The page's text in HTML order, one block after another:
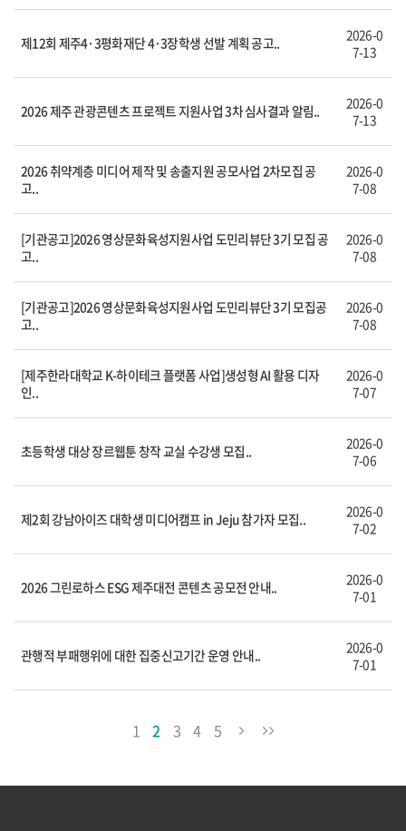
제12회 제주4·3평화재단 4·3장학생 선발 계획 공고..
2026-0
7-13
2026 제주 관광콘텐츠 프로젝트 지원사업 3차 심사결과 알림..
2026-0
7-13
2026 취약계층 미디어 제작 및 송출지원 공모사업 2차모집 공
고..
2026-0
7-08
[기관공고]2026 영상문화육성지원사업 도민리뷰단 3기 모집 공
고..
2026-0
7-08
[기관공고]2026 영상문화육성지원사업 도민리뷰단 3기 모집공
고..
2026-0
7-08
[제주한라대학교 K-하이테크 플랫폼 사업]생성형 AI 활용 디자
인..
2026-0
7-07
초등학생 대상 장르웹툰 창작 교실 수강생 모집..
2026-0
7-06
제2회 강남아이즈 대학생 미디어캠프 in Jeju 참가자 모집..
2026-0
7-02
2026 그린로하스 ESG 제주대전 콘텐츠 공모전 안내..
2026-0
7-01
관행적 부패행위에 대한 집중신고기간 운영 안내..
2026-0
7-01
1 2 3 4 5